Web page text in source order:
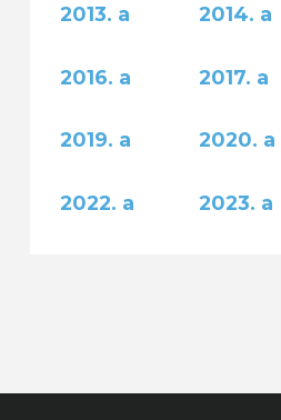
2013. a 2014. a
2016. a 2017. a
2019. a 2020. a
2022. a 2023. a